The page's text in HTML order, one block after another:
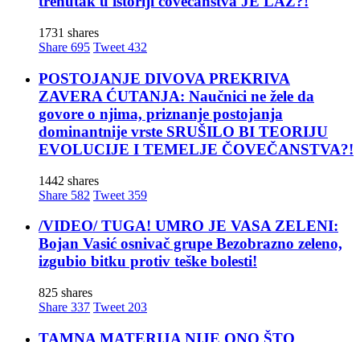
1731 shares
Share 695 Tweet 432
POSTOJANJE DIVOVA PREKRIVA
ZAVERA ĆUTANJA: Naučnici ne žele da
govore o njima, priznanje postojanja
dominantnije vrste SRUŠILO BI TEORIJU
EVOLUCIJE I TEMELJE ČOVEČANSTVA?!
1442 shares
Share 582 Tweet 359
/VIDEO/ TUGA! UMRO JE VASA ZELENI:
Bojan Vasić osnivač grupe Bezobrazno zeleno,
izgubio bitku protiv teške bolesti!
825 shares
Share 337 Tweet 203
TAMNA MATERIJA NIJE ONO ŠTO